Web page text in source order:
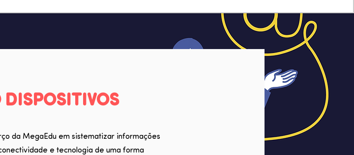
da MegaEdu em sistematizar informações
e tecnologia de uma forma